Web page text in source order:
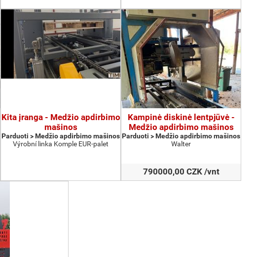
Kita įranga - Medžio apdirbimo
mašinos
Parduoti > Medžio apdirbimo mašinos
Výrobní linka Komple EUR-palet
Kampinė diskinė lentpjūvė -
Medžio apdirbimo mašinos
Parduoti > Medžio apdirbimo mašinos
Walter
790000,00 CZK /vnt